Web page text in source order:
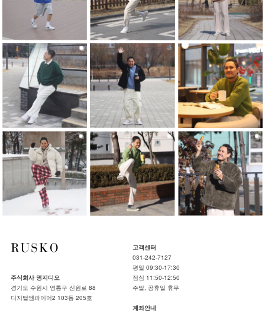
주식회사 명지디오
경기도 수원시 영통구 신원로 88
디지털엠파이어2 103동 205호
고객센터
031-242-7127
평일 09:30-17:30
점심 11:50-12:50
주말, 공휴일 휴무
계좌안내